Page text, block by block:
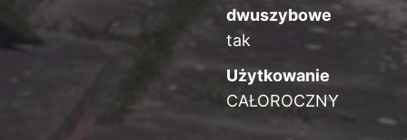
dwuszybowe
tak
Użytkowanie
CAŁOROCZNY